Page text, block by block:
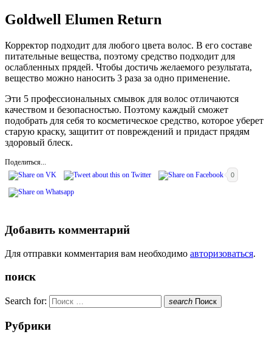
Goldwell Elumen Return
Корректор подходит для любого цвета волос. В его составе
питательные вещества, поэтому средство подходит для
ослабленных прядей. Чтобы достичь желаемого результата,
вещество можно наносить 3 раза за одно применение.
Эти 5 профессиональных смывок для волос отличаются
качеством и безопасностью. Поэтому каждый сможет
подобрать для себя то косметическое средство, которое уберет
старую краску, защитит от повреждений и придаст прядям
здоровый блеск.
Поделиться...
0
Добавить комментарий
Для отправки комментария вам необходимо авторизоваться.
поиск
Search for: search Поиск
Рубрики